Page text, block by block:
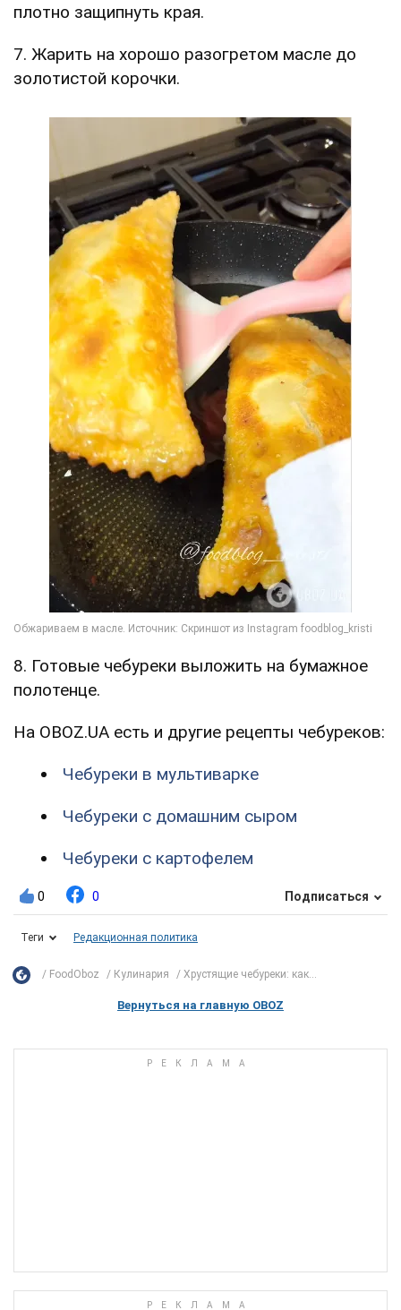
плотно защипнуть края.
7. Жарить на хорошо разогретом масле до
золотистой корочки.
8. Готовые чебуреки выложить на бумажное
полотенце.
На OBOZ.UA есть и другие рецепты чебуреков:
Чебуреки в мультиварке
Чебуреки с домашним сыром
Чебуреки с картофелем
0 0 Подписаться
Теги Редакционная политика
FoodOboz Кулинария Хрустящие чебуреки: как...
Вернуться на главную OBOZ